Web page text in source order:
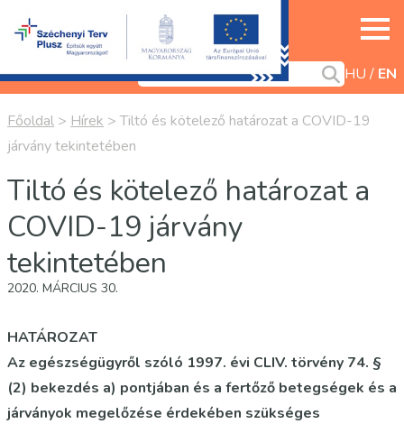
HU EN
Főoldal > Hírek >Tiltó és kötelező határozat a COVID-19
járvány tekintetében
Tiltó és kötelező határozat a
COVID-19 járvány
tekintetében
2020. MÁRCIUS 30.
HATÁROZAT
Az egészségügyről szóló 1997. évi CLIV. törvény 74. §
(2) bekezdés a) pontjában és a fertőző betegségek és a
járványok megelőzése érdekében szükséges